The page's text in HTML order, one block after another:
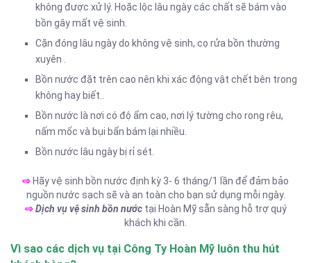
không được xử lý. Hoặc lộc lâu ngày các chất sẽ bám vào
bồn gây mất vệ sinh.
Cặn đóng lâu ngày do không vệ sinh, cọ rửa bồn thường
xuyên .
Bồn nước đặt trên cao nên khi xác động vật chết bên trong
không hay biết..
Bồn nước là nơi có độ ẩm cao, nơi lý tường cho rong rêu,
nấm mốc và bụi bẩn bám lại nhiều.
Bồn nước lâu ngày bị rỉ sét.
⇨Hãy vệ sinh bồn nước định kỳ 3- 6 tháng/1 lần để đảm bảo
nguồn nước sạch sẽ và an toàn cho bạn sử dụng mỗi ngày.
⇨ Dịch vụ vệ sinh bồn nước tại Hoàn Mỹ sẵn sàng hỗ trợ quý
khách khi cần.
Vì sao các dịch vụ tại Công Ty Hoàn Mỹ luôn thu hút